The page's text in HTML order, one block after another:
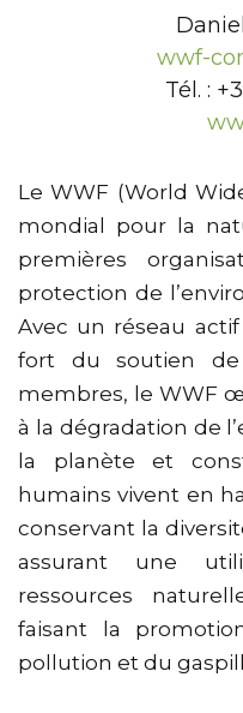
wwf-
Tél. :
Le WWF (World
mondial pour la
premières
protection de
Avec un réseau
fort du soutien
membres, le WWF
à la dégradation de
la planète et
humains vivent en
conservant la
assurant une
ressources
faisant la
pollution et du